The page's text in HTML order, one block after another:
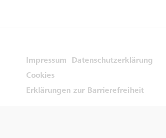
Impressum
Datenschutzerklärung
Cookies
Erklärungen zur Barrierefreiheit